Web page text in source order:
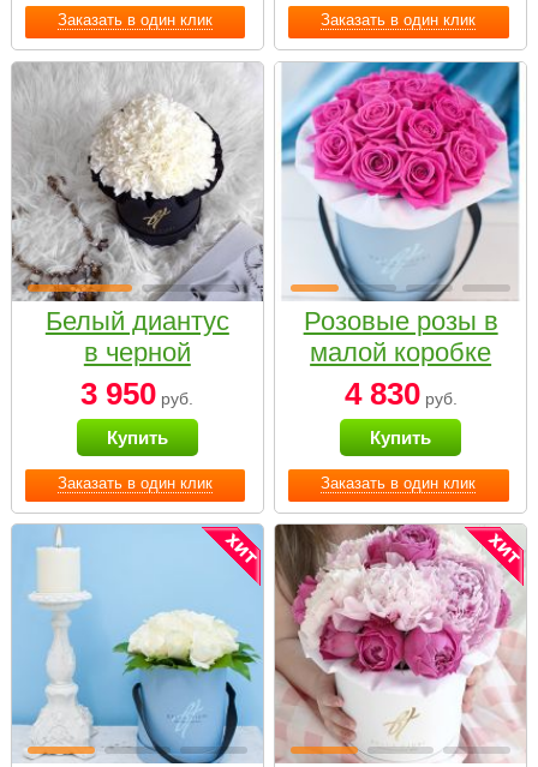
Заказать в один клик Заказать в один клик
Заказать в один клик
Белый диантус
в черной
коробке Small
3 950 руб.
Купить
Заказать в один клик
Розовые розы в
малой коробке
4 830руб.
Купить